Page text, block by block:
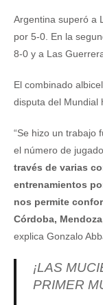
Argentina superó a
por 5-0. En la
8-0 y a Las
El combinado
disputa del Mundial
“Se hizo un trabajo
el número de
través de varias
entrenamientos
nos permite
Córdoba,
explica Gonzalo
¡LAS
PRIMER